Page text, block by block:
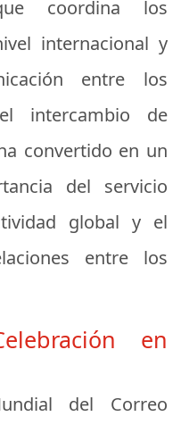
coordina los
internacional y
entre los
intercambio de
convertido en un
del servicio
global y el
entre los
en
del Correo